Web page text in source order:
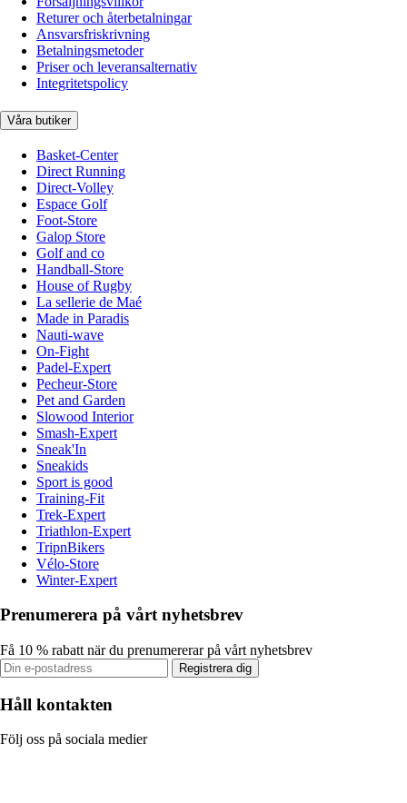
Returer och återbetalningar
Ansvarsfriskrivning
Betalningsmetoder
Priser och leveransalternativ
Integritetspolicy
Våra butiker
Basket-Center
Direct Running
Direct-Volley
Espace Golf
Foot-Store
Galop Store
Golf and co
Handball-Store
House of Rugby
La sellerie de Maé
Made in Paradis
Nauti-wave
On-Fight
Padel-Expert
Pecheur-Store
Pet and Garden
Slowood Interior
Smash-Expert
Sneak'In
Sneakids
Sport is good
Training-Fit
Trek-Expert
Triathlon-Expert
TripnBikers
Vélo-Store
Winter-Expert
Prenumerera på vårt nyhetsbrev
Få 10 % rabatt när du prenumererar på vårt nyhetsbrev
Registrera dig
Håll kontakten
Följ oss på sociala medier